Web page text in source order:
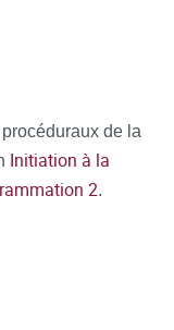
de la
Initiation à la
2.